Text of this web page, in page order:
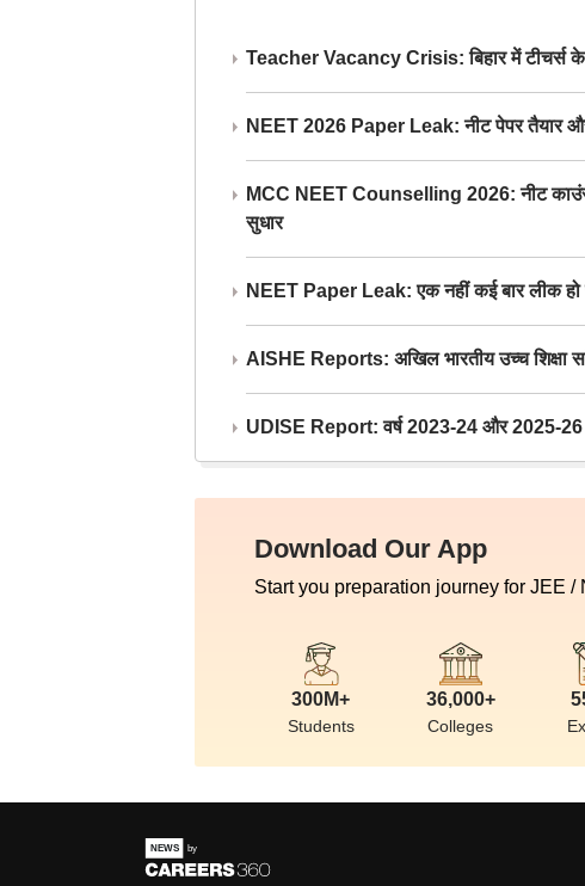
Teacher Vacancy Crisis: बिहार में टीचर्स के
NEET 2026 Paper Leak: नीट पेपर तैयार
MCC NEET Counselling 2026: नीट
सुधार
NEET Paper Leak: एक नहीं कई बार लीक हो
AISHE Reports: अखिल भारतीय उच्च शिक्षा
UDISE Report: वर्ष 2023-24 और 2025-26
Download Our App
Start you preparation journey for JEE
300M+
Students
36,000+
Colleges